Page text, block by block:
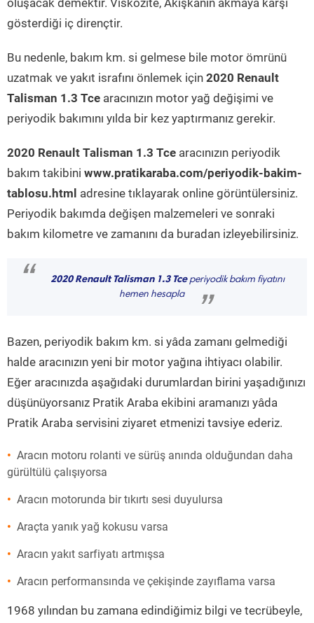
oluşacak demektir. Viskozite, Akışkanın akmaya karşı
gösterdiği iç dirençtir.
Bu nedenle, bakım km. si gelmese bile motor ömrünü
uzatmak ve yakıt israfını önlemek için 2020 Renault
Talisman 1.3 Tce aracınızın motor yağ değişimi ve
periyodik bakımını yılda bir kez yaptırmanız gerekir.
2020 Renault Talisman 1.3 Tce aracınızın periyodik
bakım takibini www.pratikaraba.com/periyodik-bakim-
tablosu.html adresine tıklayarak online görüntülersiniz.
Periyodik bakımda değişen malzemeleri ve sonraki
bakım kilometre ve zamanını da buradan izleyebilirsiniz.
“ 2020 Renault Talisman 1.3 Tceperiyodik bakım fiyatını
hemen hesapla
”
Bazen, periyodik bakım km. si yâda zamanı gelmediği
halde aracınızın yeni bir motor yağına ihtiyacı olabilir.
Eğer aracınızda aşağıdaki durumlardan birini yaşadığınızı
düşünüyorsanız Pratik Araba ekibini aramanızı yâda
Pratik Araba servisini ziyaret etmenizi tavsiye ederiz.
Aracın motoru rolanti ve sürüş anında olduğundan daha
gürültülü çalışıyorsa
Aracın motorunda bir tıkırtı sesi duyulursa
Araçta yanık yağ kokusu varsa
Aracın yakıt sarfiyatı artmışsa
Aracın performansında ve çekişinde zayıflama varsa
1968 yılından bu zamana edindiğimiz bilgi ve tecrübeyle,